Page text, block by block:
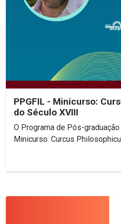
PPGFIL - Minicurso:
do Século XVIII
O Programa de Pós-
Minicurso: Curcus